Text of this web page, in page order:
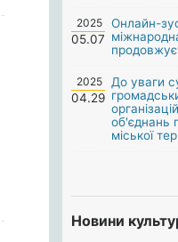
2025
05.07
Онлайн-
2025
04.29
До уваги
об'єднань
міської
Новини